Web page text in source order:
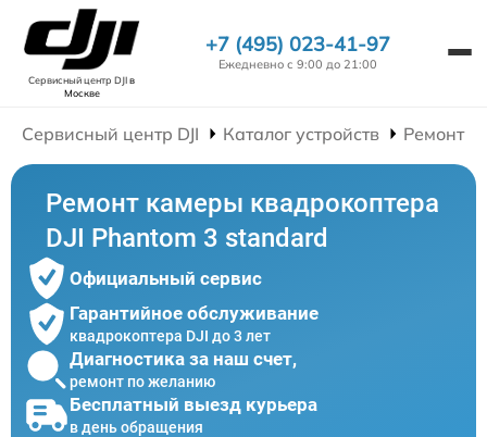
Сервисный центр DJIв
Москве
+7 (495) 023-41-97
Ежедневно с 9:00 до 21:00
Сервисный центр DJI Каталог устройств Ремонт
Ремонт камеры квадрокоптера
DJI Phantom 3 standard
Официальный сервис
Гарантийное обслуживание
квадрокоптера DJI до 3 лет
Диагностика за наш счет,
ремонт по желанию
Бесплатный выезд курьера
в день обращения